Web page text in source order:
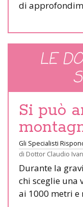
di
LE
Si può
Gli Specialisti
di Dottor Claudio
Durante la
chi sceglie una
ai 1000 metri e